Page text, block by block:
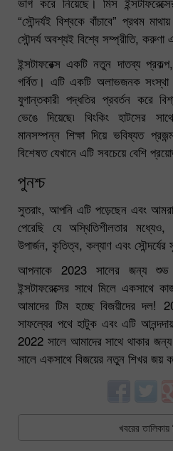
“সৌন্দর্যই বিশ্বকে বাঁচাবে” প্রথম
সৌন্দর্য অবশ্যই বিশ্বে সম্প্রীতি, করুণা
ইন্সটাফরেক্স একটি নতুন দাতব্য
গর্বিত। এটি একটি অলাভজনক সংস্থা
যুগান্তকারী পদ্ধতির প্রবর্তন করে
ভেঙে দিয়েছে৷ থিংকিং হাটসের
মানসম্পন্ন শিক্ষা দিয়ে ভবিষ্যত
বিশেষত যেখানে এটি সবচেয়ে বেশি
পুনশ্চ
সুতরাং, আপনি এটি পড়েছেন এবং
পেরেছি যে অস্থিতিশীলতার
উপার্জন, কৃতিত্ব, কল্যাণ এবং
আপনাকে 2023 সালের জন্য শুভ
ইন্সটাফরেক্সের সাথে মিলে একসাথে
আমাদের টিম হচ্ছে বিজয়ীদের দল!
সাফল্যের পথে হাটুক এবং এটি
2022 সালে আমাদের সাথে থাকার
সালে একসাথে বিজয়ের নতুন শিখর জয়
খবরের তালিকায়